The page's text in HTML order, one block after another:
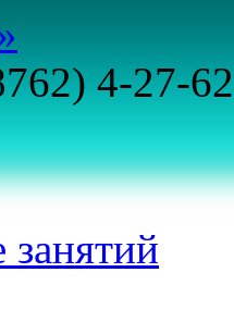
4-27-62
занятий